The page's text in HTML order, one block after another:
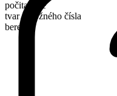
počitatelné
tvar množného čísla
berets